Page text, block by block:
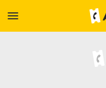
menu